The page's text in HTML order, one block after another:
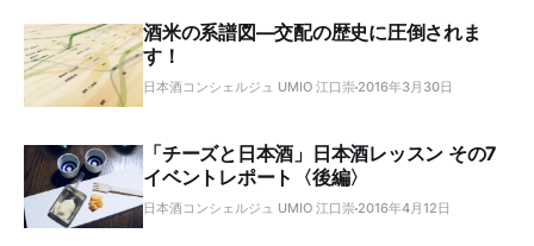
酒米の系譜図―交配の歴史に圧倒されま
す！
日本酒コンシェルジュ UMIO 江口崇 2016年3月30日
「チーズと日本酒」日本酒レッスン その7
イベントレポート〈後編〉
日本酒コンシェルジュ UMIO 江口崇 2016年4月12日